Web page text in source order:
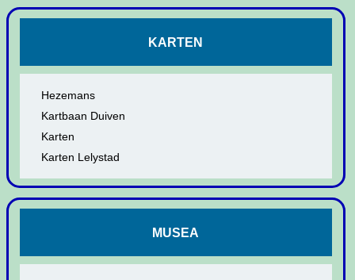
KARTEN
Hezemans
Kartbaan Duiven
Karten
Karten Lelystad
MUSEA